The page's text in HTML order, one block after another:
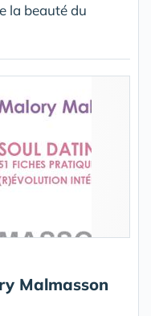
la beauté du
Malmasson